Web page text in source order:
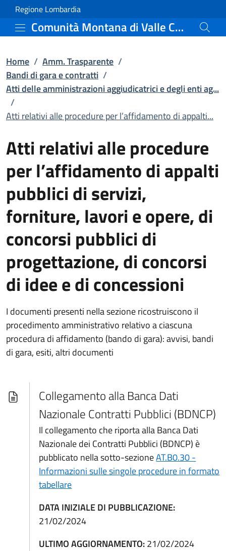
Vai al contenuto principale
Atti relativi alle
Regione Lombardia
Comunità Montana di Valle Camonica
Home / Amm. Trasparente /
Bandi di gara e contratti /
Atti delle amministrazioni aggiudicatrici e degli enti ag...
/
Atti relativi alle procedure per l’affidamento di appalti...
Atti relativi alle procedure
per l’affidamento di appalti
pubblici di servizi,
forniture, lavori e opere, di
concorsi pubblici di
progettazione, di concorsi
di idee e di concessioni
I documenti presenti nella sezione ricostruiscono il
procedimento amministrativo relativo a ciascuna
procedura di affidamento (bando di gara): avvisi, bandi
di gara, esiti, altri documenti
Collegamento alla Banca Dati
Nazionale Contratti Pubblici (BDNCP)
Il collegamento che riporta alla Banca Dati
Nazionale dei Contratti Pubblici (BDNCP) è
pubblicato nella sotto-sezioneAT.B0.30 -
Informazioni sulle singole procedure in formato
tabellare
DATA INIZIALE DI PUBBLICAZIONE:
21/02/2024
ULTIMO AGGIORNAMENTO:21/02/2024